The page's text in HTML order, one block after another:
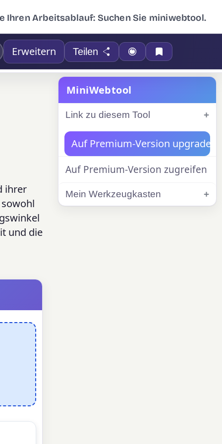
Ihren Arbeitsablauf: Suchen Sie miniwebtool.
Erweitern Teilen
ihrer
und die
MiniWebtool
Link zu diesem Tool
Auf Premium-Version upgraden
Auf Premium-Version zugreifen
Mein Werkzeugkasten